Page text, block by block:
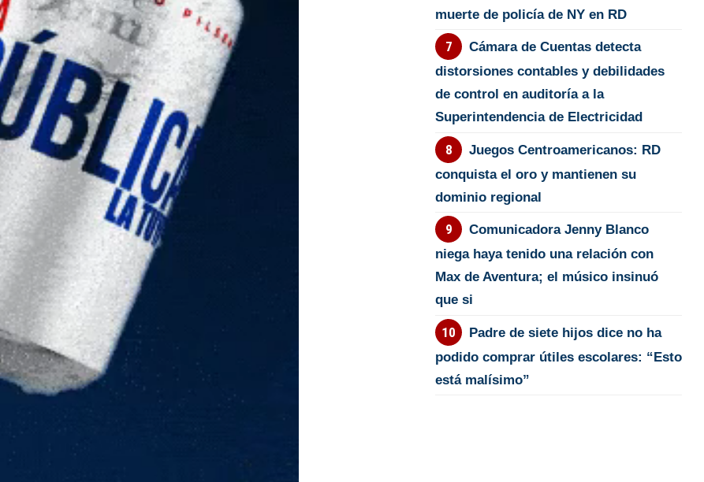
muerte de policía de NY en RD
Cámara de Cuentas detecta
distorsiones contables y debilidades
de control en auditoría a la
Superintendencia de Electricidad
Juegos Centroamericanos: RD
conquista el oro y mantienen su
dominio regional
Comunicadora Jenny Blanco
niega haya tenido una relación con
Max de Aventura; el músico insinuó
que si
Padre de siete hijos dice no ha
podido comprar útiles escolares: “Esto
está malísimo”